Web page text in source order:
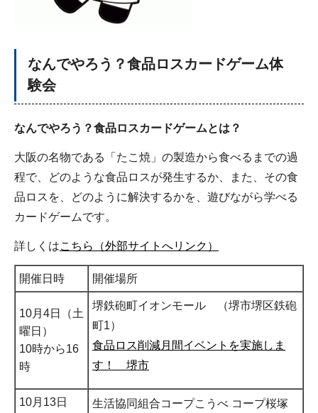
なんでやろう？食品ロスカードゲーム体
験会
なんでやろう？食品ロスカードゲームとは？
大阪の名物である「たこ焼」の製造から食べるまでの過
程で、どのような食品ロスが発生するか、また、その食
品ロスを、どのように解決するかを、遊びながら学べる
カードゲームです。
詳しくはこちら（外部サイトへリンク）
開催日時 開催場所
10月4日（土
曜日）
10時から16
時
堺鉄砲町イオンモール （堺市堺区鉄砲
町1）
食品ロス削減月間イベントを実施しま
す！ 堺市
10月13日
生活協同組合コープこうべ コープ桜塚